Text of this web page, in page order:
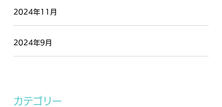
2024年11月
2024年9月
カテゴリー